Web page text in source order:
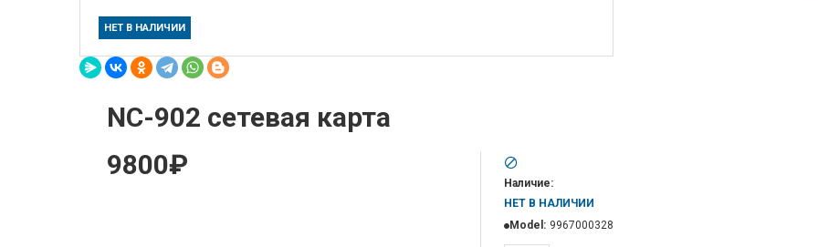
НЕТ В НАЛИЧИИ
NC-902 сетевая карта
9800₽
Наличие:
НЕТ В НАЛИЧИИ
Model: 9967000328